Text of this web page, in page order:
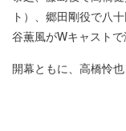
ト）、郷田剛役で八
谷薫風がWキャストで
開幕ともに、高橋怜